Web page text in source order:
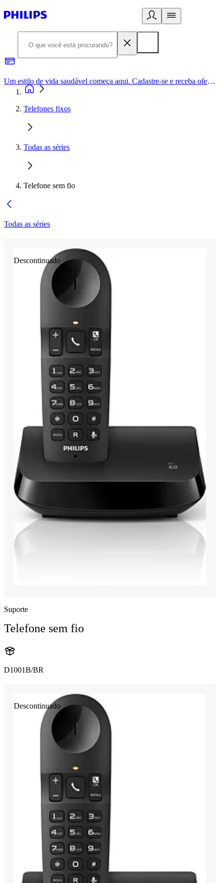
Um estilo de vida saudável começa aqui. Cadastre-se e receba ofertas exclusivas.
Telefones fixos
Todas as séries
Telefone sem fio
Todas as séries
Descontinuado
Suporte
Telefone sem fio
D1001B/BR
Descontinuado